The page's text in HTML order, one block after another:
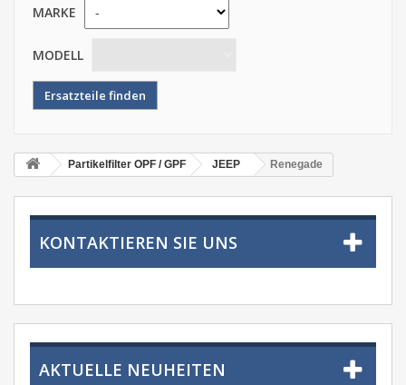
MARKE
MODELL
Partikelfilter OPF / GPF JEEP Renegade
KONTAKTIEREN SIE UNS
AKTUELLE NEUHEITEN